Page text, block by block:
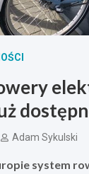
Adam Sykulski
system